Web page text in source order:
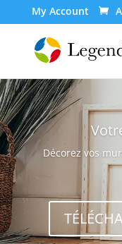
My Account
Décorez vos